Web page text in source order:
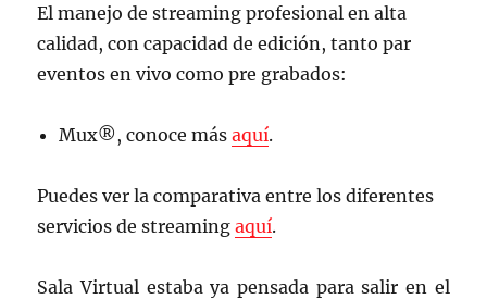
El manejo de streaming profesional en alta
calidad, con capacidad de edición, tanto par
eventos en vivo como pre grabados:
Mux®, conoce másaquí.
Puedes ver la comparativa entre los diferentes
servicios de streamingaquí.
Sala Virtual estaba ya pensada para salir en el